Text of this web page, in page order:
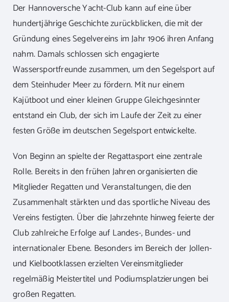
Der Hannoversche Yacht-Club kann auf eine über
hundertjährige Geschichte zurückblicken, die mit der
Gründung eines Segelvereins im Jahr 1906 ihren Anfang
nahm. Damals schlossen sich engagierte
Wassersportfreunde zusammen, um den Segelsport auf
dem Steinhuder Meer zu fördern. Mit nur einem
Kajütboot und einer kleinen Gruppe Gleichgesinnter
entstand ein Club, der sich im Laufe der Zeit zu einer
festen Größe im deutschen Segelsport entwickelte.
Von Beginn an spielte der Regattasport eine zentrale
Rolle. Bereits in den frühen Jahren organisierten die
Mitglieder Regatten und Veranstaltungen, die den
Zusammenhalt stärkten und das sportliche Niveau des
Vereins festigten. Über die Jahrzehnte hinweg feierte der
Club zahlreiche Erfolge auf Landes-, Bundes- und
internationaler Ebene. Besonders im Bereich der Jollen-
und Kielbootklassen erzielten Vereinsmitglieder
regelmäßig Meistertitel und Podiumsplatzierungen bei
großen Regatten.